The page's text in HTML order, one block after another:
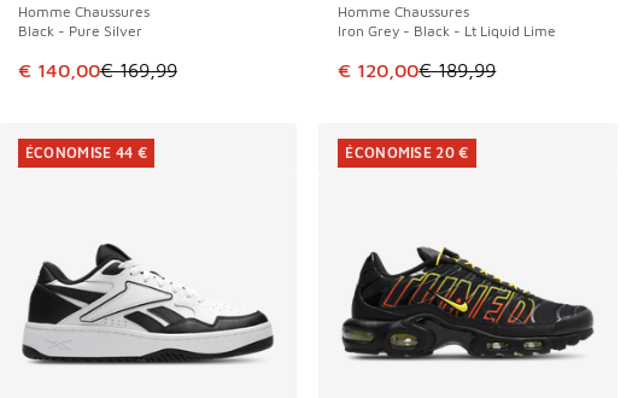
baisse de € 159,99 à € 110,00
Homme Chaussures
Black - Pure Silver
Cet article est en promotion. Prix en baisse de € 169,99 à € 140,00
€ 140,00€ 169,99
Homme Chaussures
Iron Grey - Black - Lt Liquid Lime
Cet article est en promotion.
€ 120,00€ 189,99
ÉCONOMISE 44 € ÉCONOMISE 20 €